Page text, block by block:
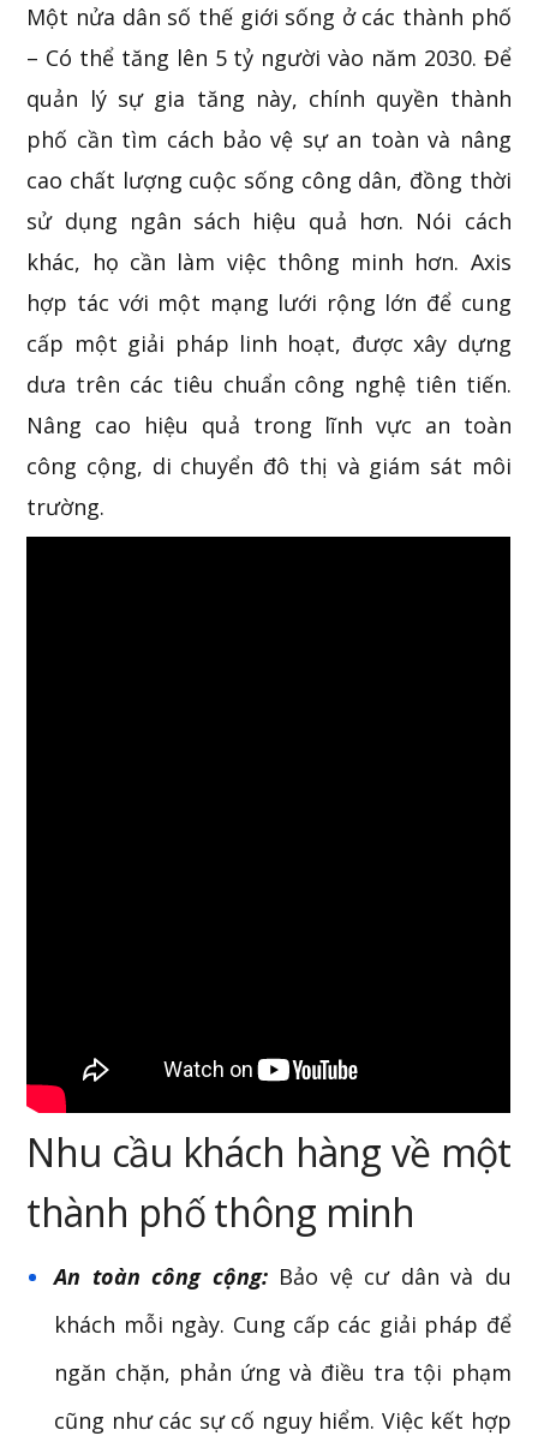
Một nửa dân số thế giới sống ở các thành phố
– Có thể tăng lên 5 tỷ người vào năm 2030. Để
quản lý sự gia tăng này, chính quyền thành
phố cần tìm cách bảo vệ sự an toàn và nâng
cao chất lượng cuộc sống công dân, đồng thời
sử dụng ngân sách hiệu quả hơn. Nói cách
khác, họ cần làm việc thông minh hơn. Axis
hợp tác với một mạng lưới rộng lớn để cung
cấp một giải pháp linh hoạt, được xây dựng
dưa trên các tiêu chuẩn công nghệ tiên tiến.
Nâng cao hiệu quả trong lĩnh vực an toàn
công cộng, di chuyển đô thị và giám sát môi
trường.
Nhu cầu khách hàng về một
thành phố thông minh
An toàn công cộng: Bảo vệ cư dân và du
khách mỗi ngày. Cung cấp các giải pháp để
ngăn chặn, phản ứng và điều tra tội phạm
cũng như các sự cố nguy hiểm. Việc kết hợp